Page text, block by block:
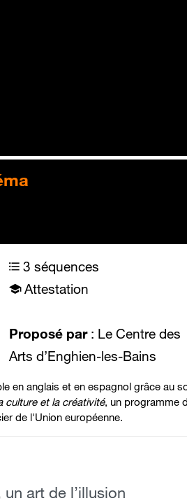
3 séquences
Attestation
Proposé par: Le Centre des
Arts d’Enghien-les-Bains
en anglais et en espagnol grâce au
culture et la créativité, un programme
de l'Union européenne.
art de l’illusion